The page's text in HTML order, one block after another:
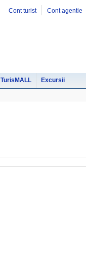
Cont turist Cont agentie
TurisMALL Excursii